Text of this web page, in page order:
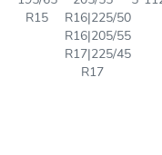
R15
R16|225/50
R16|205/55
R17|225/45
R17